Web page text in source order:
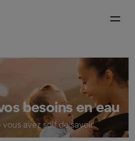
besoins en eau
vous avez soif de savoir